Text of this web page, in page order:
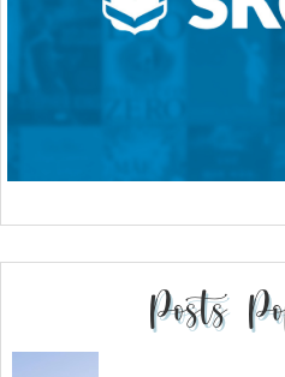
Posts